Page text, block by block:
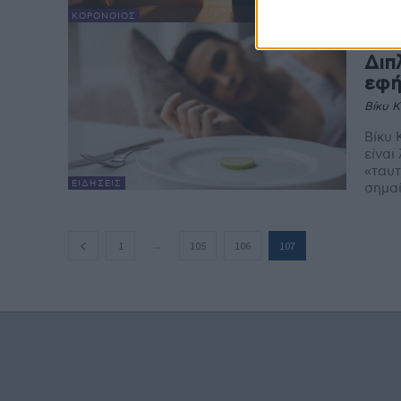
ΚΟΡΟΝΟΙΌΣ
ΕΙΔΉΣΕΙΣ
Βίκυ
Βίκυ
1 ... 105 106 107